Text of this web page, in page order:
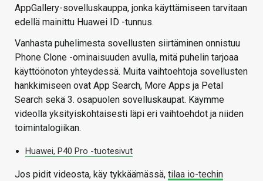
AppGallery-sovelluskauppa, jonka käyttämiseen tarvitaan
edellä mainittu Huawei ID -tunnus.
Vanhasta puhelimesta sovellusten siirtäminen onnistuu
Phone Clone -ominaisuuden avulla, mitä puhelin tarjoaa
käyttöönoton yhteydessä. Muita vaihtoehtoja sovellusten
hankkimiseen ovat App Search, More Apps ja Petal
Search sekä 3. osapuolen sovelluskaupat. Käymme
videolla yksityiskohtaisesti läpi eri vaihtoehdot ja niiden
toimintalogiikan.
Huawei, P40 Pro -tuotesivut
Jos pidit videosta, käy tykkäämässä, tilaa io-techin